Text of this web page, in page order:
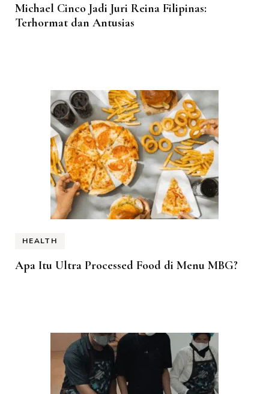
Michael Cinco Jadi Juri Reina Filipinas:
Terhormat dan Antusias
HEALTH
Apa Itu Ultra Processed Food di Menu MBG?